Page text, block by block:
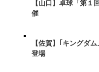
【山口】卓球「第
催
【佐賀】｢キングダ
登場